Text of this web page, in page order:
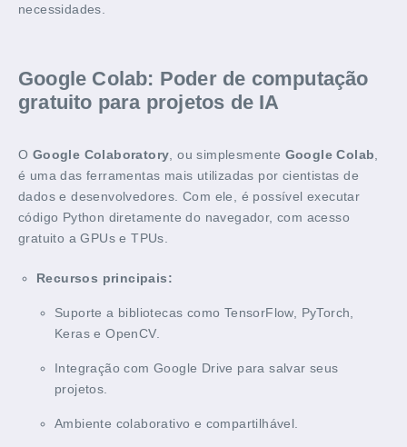
necessidades.
Google Colab: Poder de computação
gratuito para projetos de IA
O Google Colaboratory , ou simplesmente Google Colab
é uma das ferramentas mais utilizadas por cientistas de
dados e desenvolvedores. Com ele, é possível executar
código Python diretamente do navegador, com acesso
gratuito a GPUs e TPUs.
Recursos principais:
Suporte a bibliotecas como TensorFlow, PyTorch,
Keras e OpenCV.
Integração com Google Drive para salvar seus
projetos.
Ambiente colaborativo e compartilhável.